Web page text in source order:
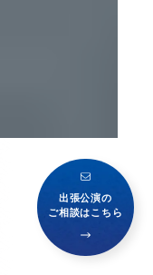
出張公演の
ご相談はこちら